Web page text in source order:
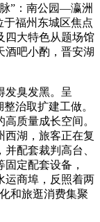
”：南公园—瀛洲
于福州东城区焦点
四大特色从题场馆
酒吧小酌，晋安湖
臭发黑。呈
治取扩建工做。
质量成长空间。
西湖，旅客正在复
配套裁判高台、
定配套设备，
运商埠，反照着两
和旅逛消费集聚